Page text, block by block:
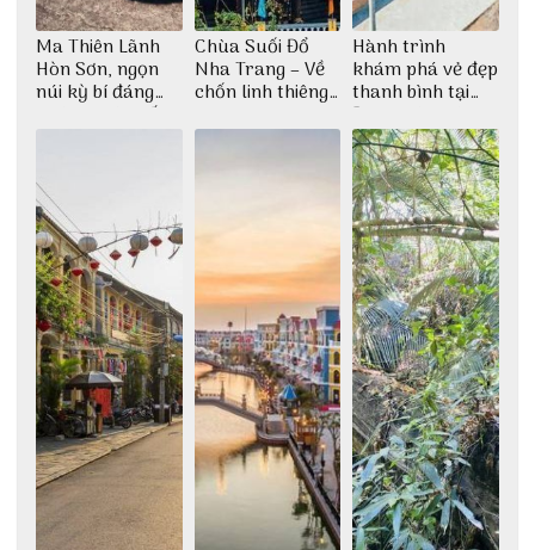
Ma Thiên Lãnh
Hòn Sơn, ngọn
núi kỳ bí đáng
khám phá nhất
Chùa Suối Đổ
Nha Trang – Về
chốn linh thiêng
thiền định
Hành trình
khám phá vẻ đẹp
thanh bình tại
Đảo Phú Quý